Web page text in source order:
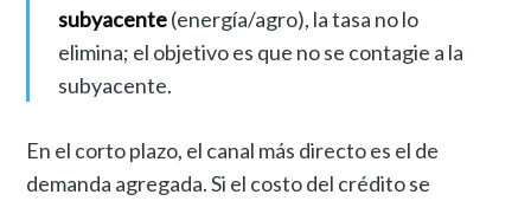
subyacente(energía/agro), la tasa no lo
elimina; el objetivo es que no se contagie a la
subyacente.
En el corto plazo, el canal más directo es el de
demanda agregada. Si el costo del crédito se